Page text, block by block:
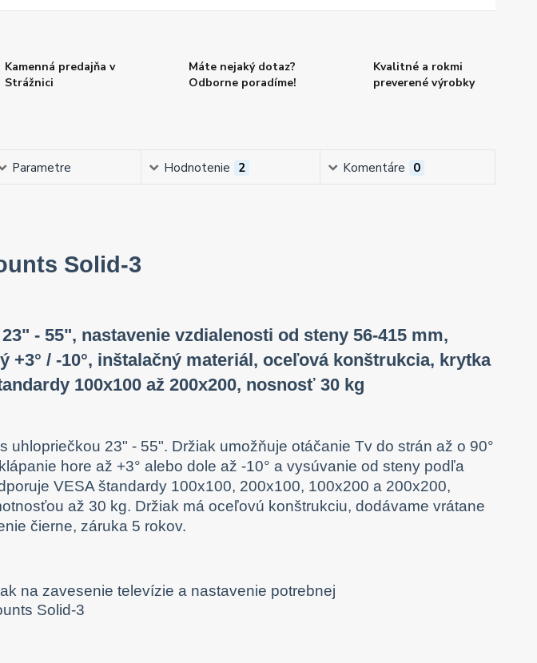
Kamenná predajňa v
Strážnici
Máte nejaký dotaz?
Odborne poradíme!
Kvalitné a rokmi
preverené výrobky
Parametre Hodnotenie 2 Komentáre 0
Solid-3
- 55", nastavenie vzdialenosti od steny 56-415 mm,
+3° / -10°, inštalačný materiál, oceľová konštrukcia, krytka
100x100 až 200x200, nosnosť 30 kg
uhlopriečkou 23" - 55". Držiak umožňuje otáčanie Tv do strán až o 90°
hore až +3° alebo dole až -10° a vysúvanie od steny podľa
VESA štandardy 100x100, 200x100, 100x200 a 200x200,
až 30 kg. Držiak má oceľovú konštrukciu, dodávame vrátane
čierne, záruka 5 rokov.